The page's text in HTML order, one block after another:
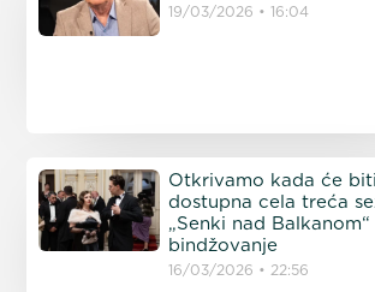
19/03/2026 16:04
Otkrivamo kada će biti
dostupna cela treća
„Senki nad Balkanom“
bindžovanje
16/03/2026 22:56